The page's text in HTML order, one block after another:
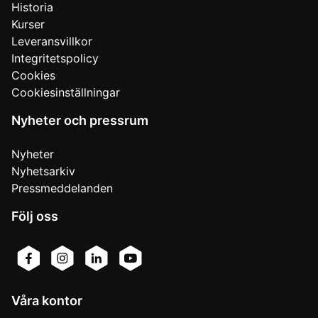
Historia
Kurser
Leveransvillkor
Integritetspolicy
Cookies
Cookiesinställningar
Nyheter och pressrum
Nyheter
Nyhetsarkiv
Pressmeddelanden
Följ oss
Våra kontor